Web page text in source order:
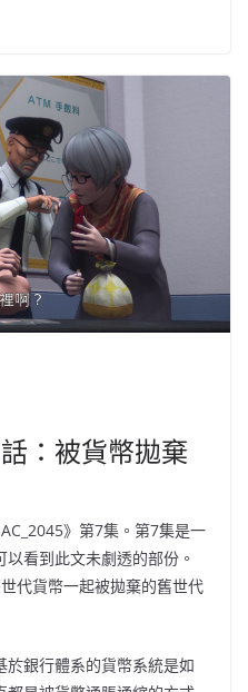
：被貨幣拋棄
》第7集。第7集是一
看到此文未劇透的部份。
代貨幣一起被拋棄的舊世代
銀行體系的貨幣系統是如